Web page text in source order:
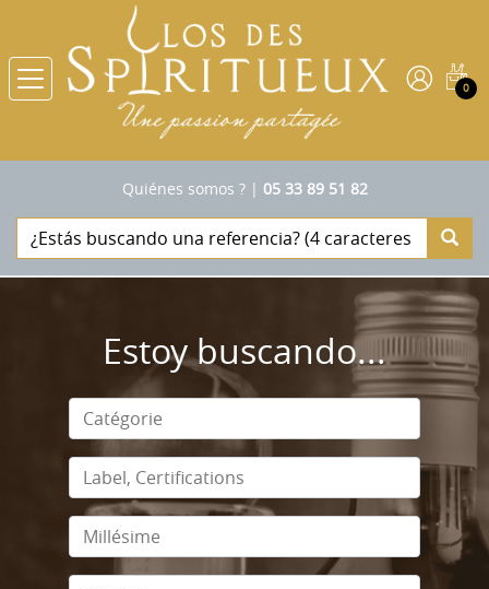
0
Quiénes somos ?| 05 33 89 51 82
Estoy buscando...